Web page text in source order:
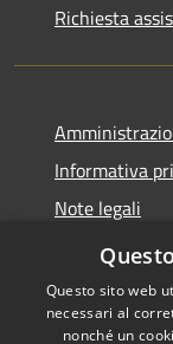
Richiesta
Informativa
Note legali
Questo sito web
necessari al
nonché un